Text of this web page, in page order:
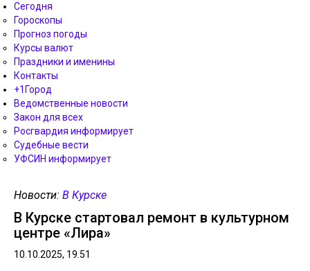
Сегодня
Гороскопы
Прогноз погоды
Курсы валют
Праздники и именины
Контакты
+1Город
Ведомственные новости
Закон для всех
Росгвардия информирует
Судебные вести
УФСИН информирует
Новости: В Курске
В Курске стартовал ремонт в культурном
центре «Лира»
10.10.2025, 19.51